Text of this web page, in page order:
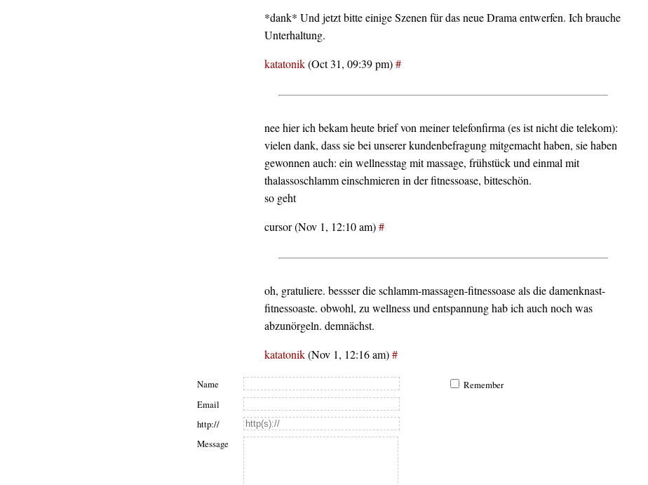
*dank* Und jetzt bitte einige Szenen für das neue Drama entwerfen. Ich brauche
Unterhaltung.
katatonik(Oct 31, 09:39 pm)#
nee hier ich bekam heute brief von meiner telefonfirma (es ist nicht die telekom):
vielen dank, dass sie bei unserer kundenbefragung mitgemacht haben, sie haben
gewonnen auch: ein wellnesstag mit massage, frühstück und einmal mit
thalassoschlamm einschmieren in der fitnessoase, bitteschön.
so geht
cursor (Nov 1, 12:10 am)#
oh, gratuliere. bessser die schlamm-massagen-fitnessoase als die damenknast-
fitnessoaste. obwohl, zu wellness und entspannung hab ich auch noch was
abzunörgeln. demnächst.
katatonik(Nov 1, 12:16 am)#
Name
Remember
Email
http://
Message